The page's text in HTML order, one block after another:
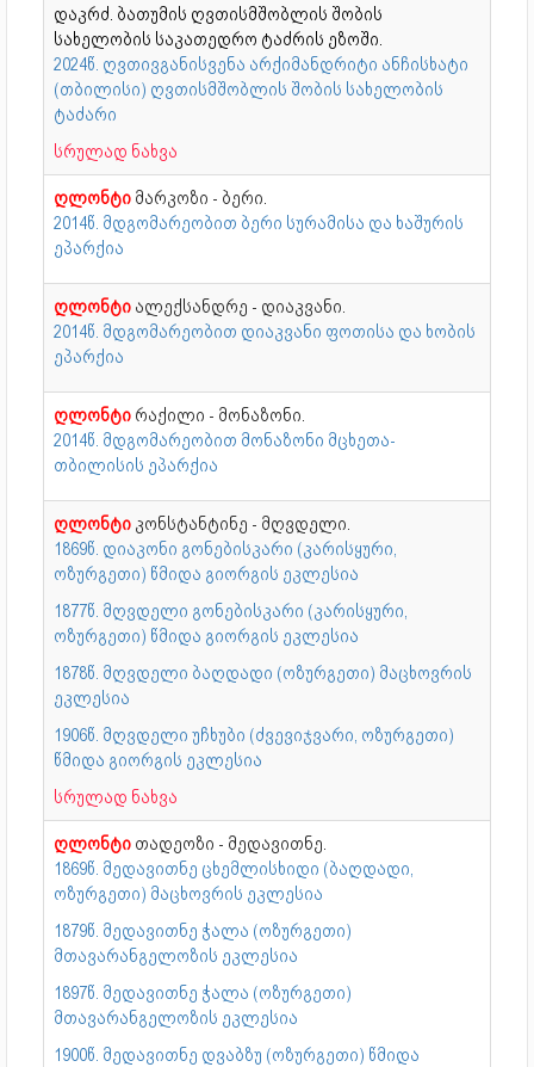
დაკრძ. ბათუმის ღვთისმშობლის შობის
სახელობის საკათედრო ტაძრის ეზოში.
2024წ. ღვთივგანისვენა არქიმანდრიტი ანჩისხატი
(თბილისი) ღვთისმშობლის შობის სახელობის
ტაძარი
სრულად ნახვა
ღლონტი მარკოზი - ბერი.
2014წ. მდგომარეობით ბერი სურამისა და ხაშურის
ეპარქია
ღლონტი ალექსანდრე - დიაკვანი.
2014წ. მდგომარეობით დიაკვანი ფოთისა და ხობის
ეპარქია
ღლონტი რაქილი - მონაზონი.
2014წ. მდგომარეობით მონაზონი მცხეთა-
თბილისის ეპარქია
ღლონტი კონსტანტინე - მღვდელი.
1869წ. დიაკონი გონებისკარი (კარისყური,
ოზურგეთი) წმიდა გიორგის ეკლესია
1877წ. მღვდელი გონებისკარი (კარისყური,
ოზურგეთი) წმიდა გიორგის ეკლესია
1878წ. მღვდელი ბაღდადი (ოზურგეთი) მაცხოვრის
ეკლესია
1906წ. მღვდელი უჩხუბი (ძვევიჯვარი, ოზურგეთი)
წმიდა გიორგის ეკლესია
სრულად ნახვა
ღლონტი თადეოზი - მედავითნე.
1869წ. მედავითნე ცხემლისხიდი (ბაღდადი,
ოზურგეთი) მაცხოვრის ეკლესია
1879წ. მედავითნე ჭალა (ოზურგეთი)
მთავარანგელოზის ეკლესია
1897წ. მედავითნე ჭალა (ოზურგეთი)
მთავარანგელოზის ეკლესია
1900წ. მედავითნე დვაბზუ (ოზურგეთი) წმიდა